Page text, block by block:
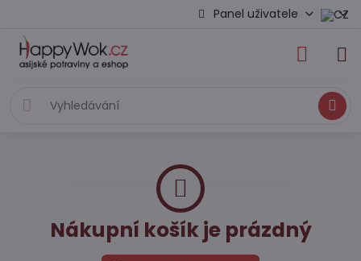
Panel uživatele
Hledat
Nákupní košík je prázdný